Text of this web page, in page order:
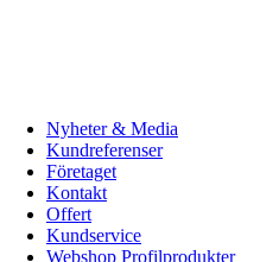
Nyheter & Media
Kundreferenser
Företaget
Kontakt
Offert
Kundservice
Webshop Profilprodukter